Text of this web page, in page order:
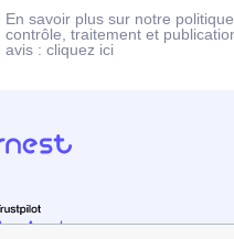
En savoir plus sur notre
contrôle, traitement et
avis : cliquez ici